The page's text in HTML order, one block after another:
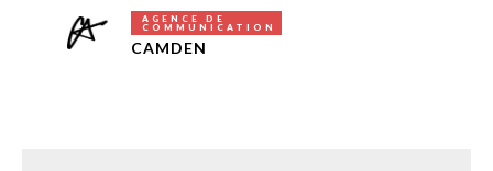
AGENCE DE
COMMUNICATION
CAMDEN